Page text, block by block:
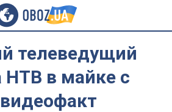
телеведущий
в майке с